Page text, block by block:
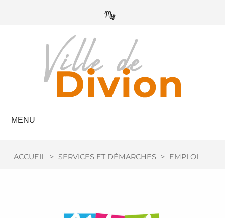
MENU
ACCUEIL > SERVICES ET DÉMARCHES > EMPLOI /